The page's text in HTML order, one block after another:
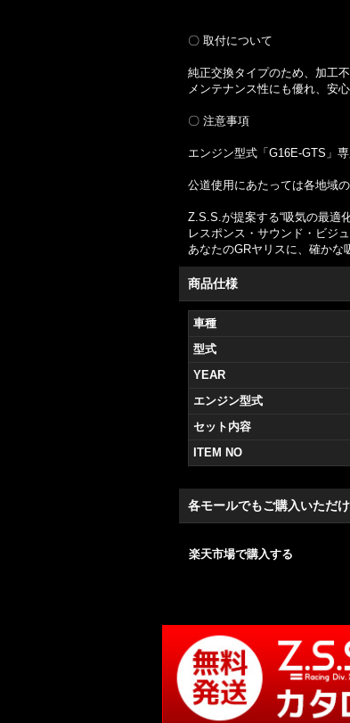
〇 取付について
純正交換タイプのため、加工
メンテナンス性にも優れ、安
〇 注意事項
エンジン型式「G16E-GTS」
公道使用にあたっては各地域
Z.S.S.が提案する“吸気の最適化
レスポンス・サウンド・ビジ
あなたのGRヤリスに、確かな
商品仕様
車種
型式
YEAR
エンジン型式
セット内容
ITEM NO
各モールでもご購入いただ
楽天市場で購入する